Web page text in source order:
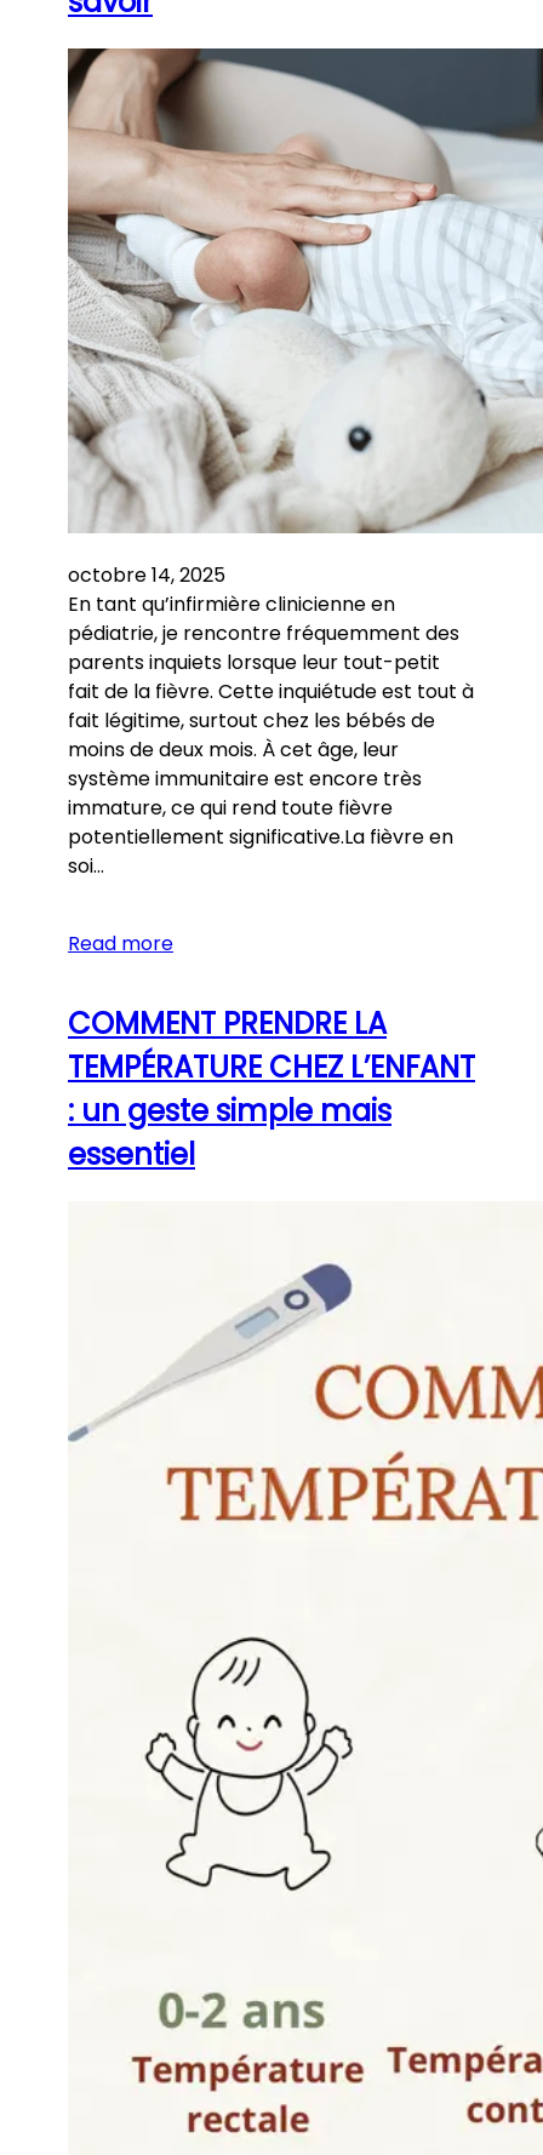
octobre 14, 2025
En tant qu’infirmière clinicienne en
pédiatrie, je rencontre fréquemment des
parents inquiets lorsque leur tout-petit
fait de la fièvre. Cette inquiétude est tout à
fait légitime, surtout chez les bébés de
moins de deux mois. À cet âge, leur
système immunitaire est encore très
immature, ce qui rend toute fièvre
potentiellement significative.La fièvre en
soi…
Read more
COMMENT PRENDRE LA
TEMPÉRATURE CHEZ L’ENFANT
: un geste simple mais
essentiel